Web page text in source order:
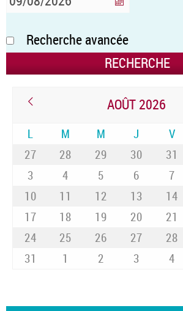
Recherche avancée
AOÛT 2026
L M M J V
27
28 29 30 31
3
4 5 6 7
10
11 12 13 14
17
18 19 20 21
24
25 26 27 28
31
1 2 3 4